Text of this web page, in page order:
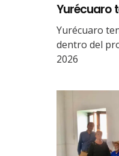
Yurécuaro
Yurécuaro
dentro del
2026